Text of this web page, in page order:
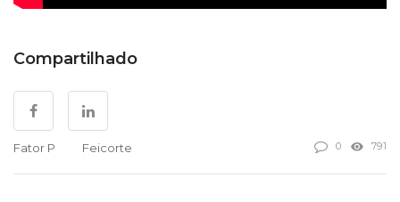
Compartilhado
Fator P Feicorte 0 791